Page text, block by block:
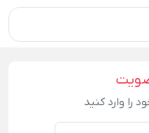
را وارد کنید